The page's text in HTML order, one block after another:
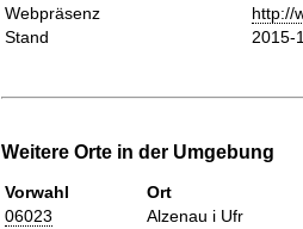
Webpräsenz
http://
Stand
2015-
Weitere Orte in der Umgebung
Vorwahl
Ort
06023
Alzenau i Ufr